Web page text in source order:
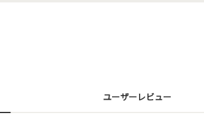
ユーザーレビュー